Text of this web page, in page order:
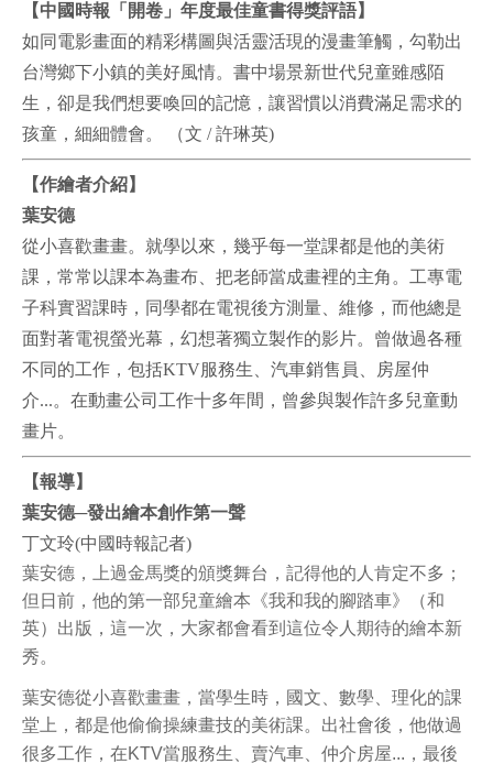
【中國時報「開卷」年度最佳童書得獎評語】
如同電影畫面的精彩構圖與活靈活現的漫畫筆觸，勾勒出
台灣鄉下小鎮的美好風情。書中場景新世代兒童雖感陌
生，卻是我們想要喚回的記憶，讓習慣以消費滿足需求的
孩童，細細體會。 （文 / 許琳英)
【作繪者介紹】
葉安德
從小喜歡畫畫。就學以來，幾乎每一堂課都是他的美術
課，常常以課本為畫布、把老師當成畫裡的主角。工專電
子科實習課時，同學都在電視後方測量、維修，而他總是
面對著電視螢光幕，幻想著獨立製作的影片。曾做過各種
不同的工作，包括KTV服務生、汽車銷售員、房屋仲
介...。在動畫公司工作十多年間，曾參與製作許多兒童動
畫片。
【報導】
葉安德─發出繪本創作第一聲
丁文玲(中國時報記者)
葉安德，上過金馬獎的頒獎舞台，記得他的人肯定不多；
但日前，他的第一部兒童繪本《我和我的腳踏車》（和
英）出版，這一次，大家都會看到這位令人期待的繪本新
秀。
葉安德從小喜歡畫畫，當學生時，國文、數學、理化的課
堂上，都是他偷偷操練畫技的美術課。出社會後，他做過
很多工作，在KTV當服務生、賣汽車、仲介房屋... ，最後